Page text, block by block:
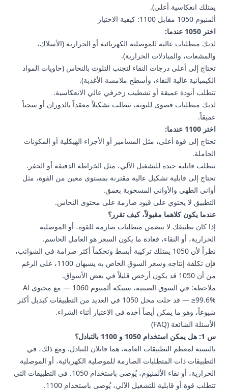
يمتلك انعكاسية أعلى).
ألمنيوم 1050 مقابل 1100: كيفية الاختيار
اختر 1050 عندما:
لديك متطلبات عالية للموصلية الكهربائية أو الحرارية (الأسلاك،
والمشعات، والمبادلات الحرارية).
تحتاج إلى أعلى درجات النقاء لتجنب التلوث بالنحاس (حاويات المواد
الكيميائية عالية النقاء، وأسطح ملامسة الأغذية).
تتطلب أنودة عميقة أو تشطيب زخرفي عالي الانعكاسية.
لديك متطلبات قصوى لليونة، تتطلب تشكيلاً معقداً بالدوران أو سحباً
عميقاً.
اختر 1100 عندما:
تحتاج إلى قوة أعلى، مثل المسامير أو الأجزاء الهيكلية أو المكونات
الحاملة.
تتطلب قابلية جيدة للتشغيل الآلي، مثل الخراطة الدقيقة أو الحفر.
تحتاج إلى قابلية تشكيل عالية مقترنة بمستوى معين من القوة، مثل
أواني الطهي والأواني المسحوبة بعمق.
التطبيق لا يحتوي على قيود صارمة على محتوى النحاس.
عندما يكون كلاهما مقبولاً، كيف تقرر؟
إذا كان تطبيقك لا يتضمن متطلبات صارمة للقوة، أو الموصلية
الحرارية، أو النقاء، فعادة ما يكون السعر هو العامل الحاسم.
نظراً لأن 1050 يمتلك تركيبة أبسط وتحكماً أكثر صرامة في الشوائب،
فإن تكلفة إنتاجه وسعر السوق الخاص به يشبهان 1100، على الرغم
من أن 1050 قد يكون أرخص قليلاً في بعض الأسواق.
ملاحظة: في السوق الصينية، سبيكة ألمنيوم 1060
— مع محتوى Al
≥99.6% — قد حلت محل 1050 في العديد من التطبيقات كبديل أكثر
شيوعاً، وهو ما يمكن أيضاً أخذه في الاعتبار أثناء الشراء.
الأسئلة الشائعة (FAQ)
س 1: هل يمكن استخدام 1050 و 1100 بالتبادل؟
بالنسبة لمعظم التطبيقات العامة، هما قابلان للتبادل. ومع ذلك، في
التطبيقات ذات المتطلبات الصارمة للموصلية الكهربائية، أو الموصلية
الحرارية، أو نقاء الألمنيوم، يُوصى باستخدام 1050. في التطبيقات التي
تتطلب قوة أو قابلية للتشغيل الآلي، يُوصى باستخدام 1100.